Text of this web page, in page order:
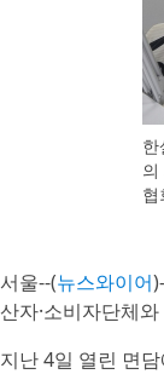
한
서울--(뉴스와이어
산자·소비자단체
지난 4일 열린 면